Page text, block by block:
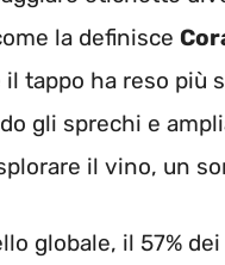
la definisce
tappo ha reso più
gli sprechi e
il vino, un
globale, il 57%